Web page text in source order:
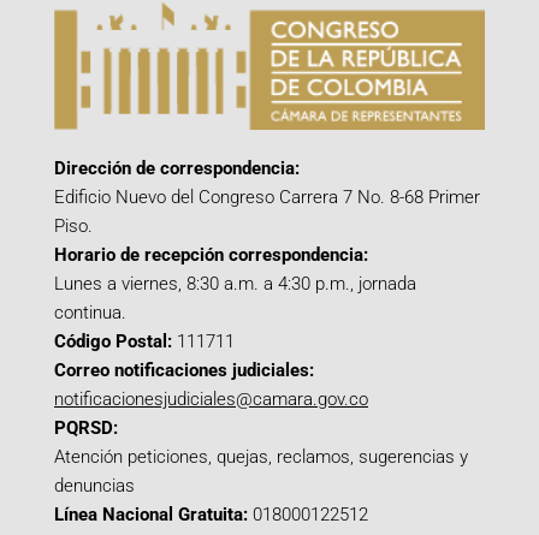
Dirección de correspondencia:
Edificio Nuevo del Congreso Carrera 7 No. 8-68 Primer
Piso.
Horario de recepción correspondencia:
Lunes a viernes, 8:30 a.m. a 4:30 p.m., jornada
continua.
Código Postal: 111711
Correo notificaciones judiciales:
notificacionesjudiciales@camara.gov.co
PQRSD:
Atención peticiones, quejas, reclamos, sugerencias y
denuncias
Línea Nacional Gratuita: 018000122512